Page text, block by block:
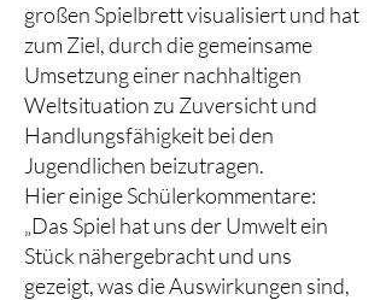
großen Spielbrett visualisiert und hat
zum Ziel, durch die gemeinsame
Umsetzung einer nachhaltigen
Weltsituation zu Zuversicht und
Handlungsfähigkeit bei den
Jugendlichen beizutragen.
Hier einige Schülerkommentare:
„Das Spiel hat uns der Umwelt ein
Stück nähergebracht und uns
gezeigt, was die Auswirkungen sind,